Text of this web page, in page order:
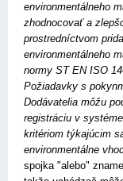
environmentálneho
zhodnocovať a
prostredníctvom
environmentálneho
normy ST EN ISO
Požiadavky s
Dodávatelia môžu
registráciu v
kritériom týkajúcim
environmentálne
spojka "alebo"